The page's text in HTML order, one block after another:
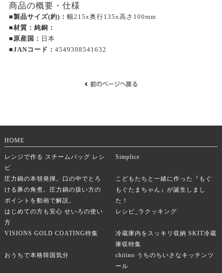
商品の概要・仕様
■製品サイズ(約)： 幅215x奥行135x高さ100mm
■材質：純銅：
■原産国： 日本
■JANコード： 4549308541632
HOME
レンジで作る スチームバッグ レシ
ピ
Simplice
圧力鍋の本領発揮。口の中でとろ
ける豚の角煮。圧力鍋の扱い方の
ポイントを動画で解説。
こどもたちと一緒に作った『もぐ
もぐたまちゃん』が誕生しまし
た！
はじめての方も安心 せいろの使い
方
レシピ_ラクッキング
VISIONS GOLD COATING特集
冷蔵庫内をスッキリ収納 SKIT冷蔵
庫収特集
おうちで本格韓国気分
chiiino うちのちいさなキッチンツ
ール